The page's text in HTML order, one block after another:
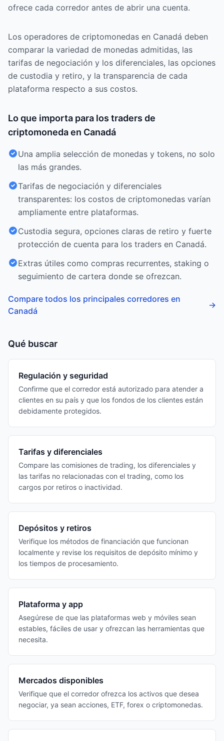
ofrece cada corredor antes de abrir una cuenta.
Los operadores de criptomonedas en Canadá deben
comparar la variedad de monedas admitidas, las
tarifas de negociación y los diferenciales, las opciones
de custodia y retiro, y la transparencia de cada
plataforma respecto a sus costos.
Lo que importa para los traders de
criptomoneda en Canadá
Una amplia selección de monedas y tokens, no solo
las más grandes.
Tarifas de negociación y diferenciales
transparentes: los costos de criptomonedas varían
ampliamente entre plataformas.
Custodia segura, opciones claras de retiro y fuerte
protección de cuenta para los traders en Canadá.
Extras útiles como compras recurrentes, staking o
seguimiento de cartera donde se ofrezcan.
Compare todos los principales corredores en
Canadá
→
Qué buscar
Regulación y seguridad
Confirme que el corredor está autorizado para atender a
clientes en su país y que los fondos de los clientes están
debidamente protegidos.
Tarifas y diferenciales
Compare las comisiones de trading, los diferenciales y
las tarifas no relacionadas con el trading, como los
cargos por retiros o inactividad.
Depósitos y retiros
Verifique los métodos de financiación que funcionan
localmente y revise los requisitos de depósito mínimo y
los tiempos de procesamiento.
Plataforma y app
Asegúrese de que las plataformas web y móviles sean
estables, fáciles de usar y ofrezcan las herramientas que
necesita.
Mercados disponibles
Verifique que el corredor ofrezca los activos que desea
negociar, ya sean acciones, ETF, forex o criptomonedas.